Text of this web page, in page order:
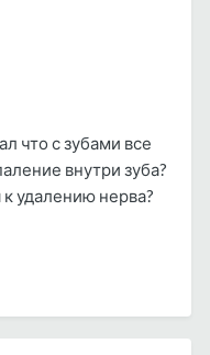
что с зубами все
внутри зуба?
удалению нерва?